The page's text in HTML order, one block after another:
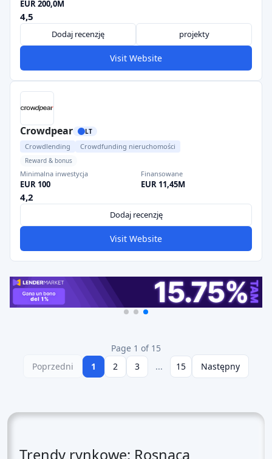
EUR 200,0M
4,5
Dodaj recenzję projekty
Visit Website
Crowdpear LT
Crowdlending Crowdfunding nieruchomości
Reward & bonus
Minimalna inwestycja
EUR 100
Finansowane
EUR 11,45M
4,2
Dodaj recenzję
Visit Website
Page 1 of 15
Poprzedni
1 2 3 ... 15 Następny
Trendy rynkowe: Rosnąca